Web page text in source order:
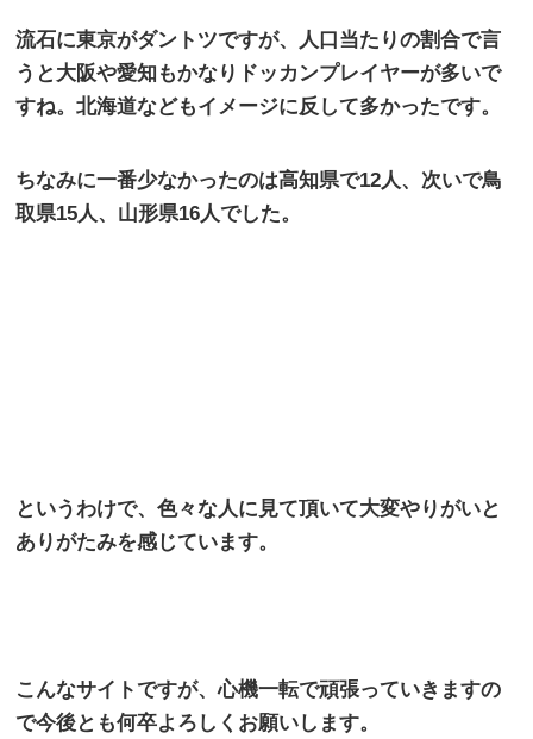
流石に東京がダントツですが、人口当たりの割合で言
うと大阪や愛知もかなりドッカンプレイヤーが多いで
すね。北海道などもイメージに反して多かったです。
ちなみに一番少なかったのは高知県で12人、次いで鳥
取県15人、山形県16人でした。
というわけで、色々な人に見て頂いて大変やりがいと
ありがたみを感じています。
こんなサイトですが、心機一転で頑張っていきますの
で今後とも何卒よろしくお願いします。